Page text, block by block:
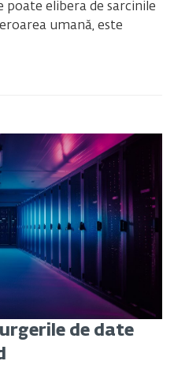
poate elibera de sarcinile
umană, este
de date